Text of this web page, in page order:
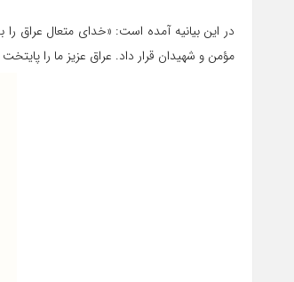
در این بیانیه آمده است: «خدای متعال عراق
مؤمن و شهیدان قرار داد. عراق عزیز ما را